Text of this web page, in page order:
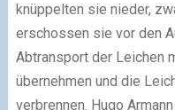
knüppelten sie nieder,
erschossen sie vor den
Abtransport der Leichen
übernehmen und die
verbrennen. Hugo